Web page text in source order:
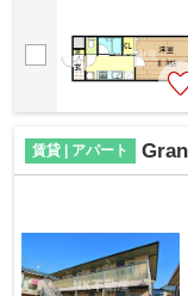
賃貸 | アパート Grand